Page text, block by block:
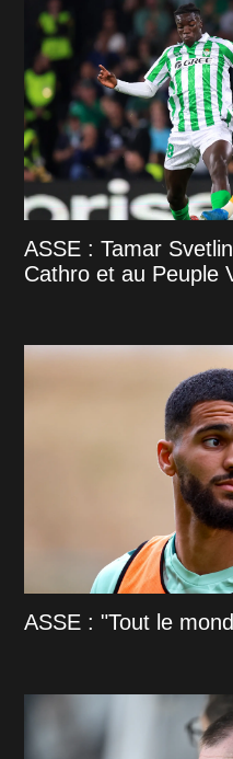
ASSE : Tamar
Cathro et au Peuple
ASSE : "Tout le